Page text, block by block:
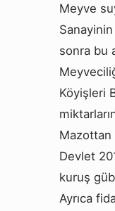
Meyve
sonra bu
Köyişleri
Mazottan
Devlet
kuruş
Ayrıca